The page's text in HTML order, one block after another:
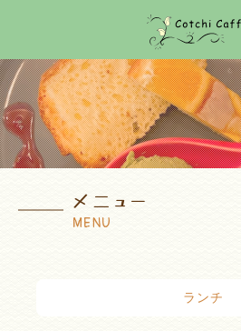
メニュー
MENU
ランチ